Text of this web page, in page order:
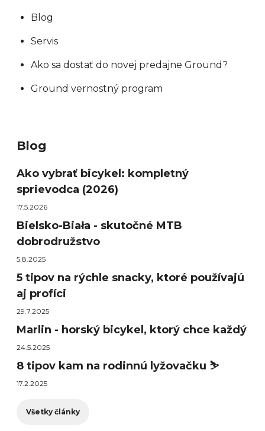
Blog
Servis
Ako sa dostať do novej predajne Ground?
Ground vernostný program
Blog
Ako vybrať bicykel: kompletný
sprievodca (2026)
17.5.2026
Bielsko-Biała - skutočné MTB
dobrodružstvo
5.8.2025
5 tipov na rýchle snacky, ktoré používajú
aj profíci
29.7.2025
Marlin - horský bicykel, ktorý chce každý
24.5.2025
8 tipov kam na rodinnú lyžovačku ⛷️
17.2.2025
Všetky články